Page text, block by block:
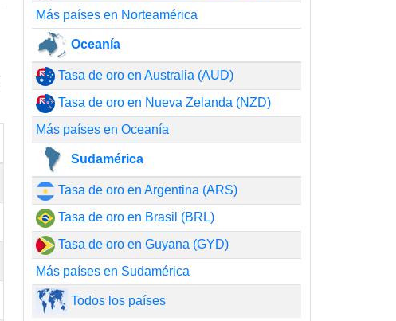
Más países en Norteamérica
Oceanía
Tasa de oro en Australia (AUD)
Tasa de oro en Nueva Zelanda (NZD)
Más países en Oceanía
Sudamérica
Tasa de oro en Argentina (ARS)
Tasa de oro en Brasil (BRL)
Tasa de oro en Guyana (GYD)
Más países en Sudamérica
Todos los países